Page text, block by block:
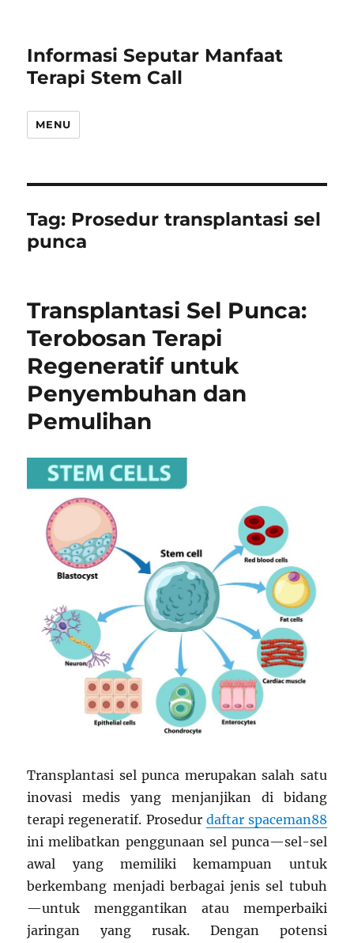
Informasi Seputar Manfaat
Terapi Stem Call
MENU
Tag: Prosedur transplantasi sel
punca
Transplantasi Sel Punca:
Terobosan Terapi
Regeneratif untuk
Penyembuhan dan
Pemulihan
Transplantasi sel punca merupakan salah satu
inovasi medis yang menjanjikan di bidang
terapi regeneratif. Prosedur daftar spaceman88
ini melibatkan penggunaan sel punca—sel-sel
awal yang memiliki kemampuan untuk
berkembang menjadi berbagai jenis sel tubuh
—untuk menggantikan atau memperbaiki
jaringan yang rusak. Dengan potensi